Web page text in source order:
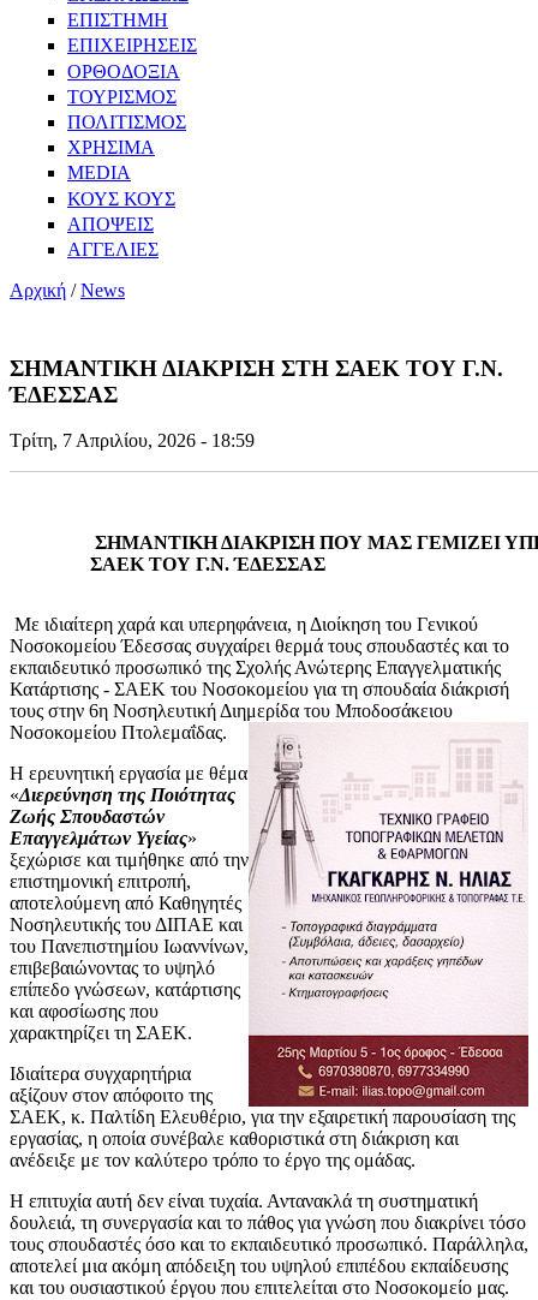
ΕΠΙΣΤΗΜΗ
ΕΠΙΧΕΙΡΗΣΕΙΣ
ΟΡΘΟΔΟΞΙΑ
ΤΟΥΡΙΣΜΟΣ
ΠΟΛΙΤΙΣΜΟΣ
ΧΡΗΣΙΜΑ
MEDIA
ΚΟΥΣ ΚΟΥΣ
ΑΠΟΨΕΙΣ
ΑΓΓΕΛΙΕΣ
Αρχική /News
ΣΗΜΑΝΤΙΚΗ ΔΙΑΚΡΙΣΗ ΣΤΗ ΣΑΕΚ ΤΟΥ Γ.Ν.
ΈΔΕΣΣΑΣ
Τρίτη, 7 Απριλίου, 2026 - 18:59
ΣΗΜΑΝΤΙΚΗ ΔΙΑΚΡΙΣΗ ΠΟΥ ΜΑΣ ΓΕΜΙΖΕΙ
ΣΑΕΚ ΤΟΥ Γ.Ν. ΈΔΕΣΣΑΣ
Με ιδιαίτερη χαρά και υπερηφάνεια, η Διοίκηση του Γενικού
Νοσοκομείου Έδεσσας συγχαίρει θερμά τους σπουδαστές και το
εκπαιδευτικό προσωπικό της Σχολής Ανώτερης Επαγγελματικής
Κατάρτισης - ΣΑΕΚ του Νοσοκομείου για τη σπουδαία διάκρισή
τους στην 6η Νοσηλευτική Διημερίδα του Μποδοσάκειου
Νοσοκομείου Πτολεμαΐδας.
Η ερευνητική εργασία με θέμα
«Διερεύνηση της Ποιότητας
Ζωής Σπουδαστών
Επαγγελμάτων Υγείας»
ξεχώρισε και τιμήθηκε από την
επιστημονική επιτροπή,
αποτελούμενη από Καθηγητές
Νοσηλευτικής του ΔΙΠΑΕ και
του Πανεπιστημίου Ιωαννίνων,
επιβεβαιώνοντας το υψηλό
επίπεδο γνώσεων, κατάρτισης
και αφοσίωσης που
χαρακτηρίζει τη ΣΑΕΚ.
Ιδιαίτερα συγχαρητήρια
αξίζουν στον απόφοιτο της
ΣΑΕΚ, κ. Παλτίδη Ελευθέριο, για την εξαιρετική παρουσίαση της
εργασίας, η οποία συνέβαλε καθοριστικά στη διάκριση και
ανέδειξε με τον καλύτερο τρόπο το έργο της ομάδας.
Η επιτυχία αυτή δεν είναι τυχαία. Αντανακλά τη συστηματική
δουλειά, τη συνεργασία και το πάθος για γνώση που διακρίνει τόσο
τους σπουδαστές όσο και το εκπαιδευτικό προσωπικό. Παράλληλα,
αποτελεί μια ακόμη απόδειξη του υψηλού επιπέδου εκπαίδευσης
και του ουσιαστικού έργου που επιτελείται στο Νοσοκομείο μας.